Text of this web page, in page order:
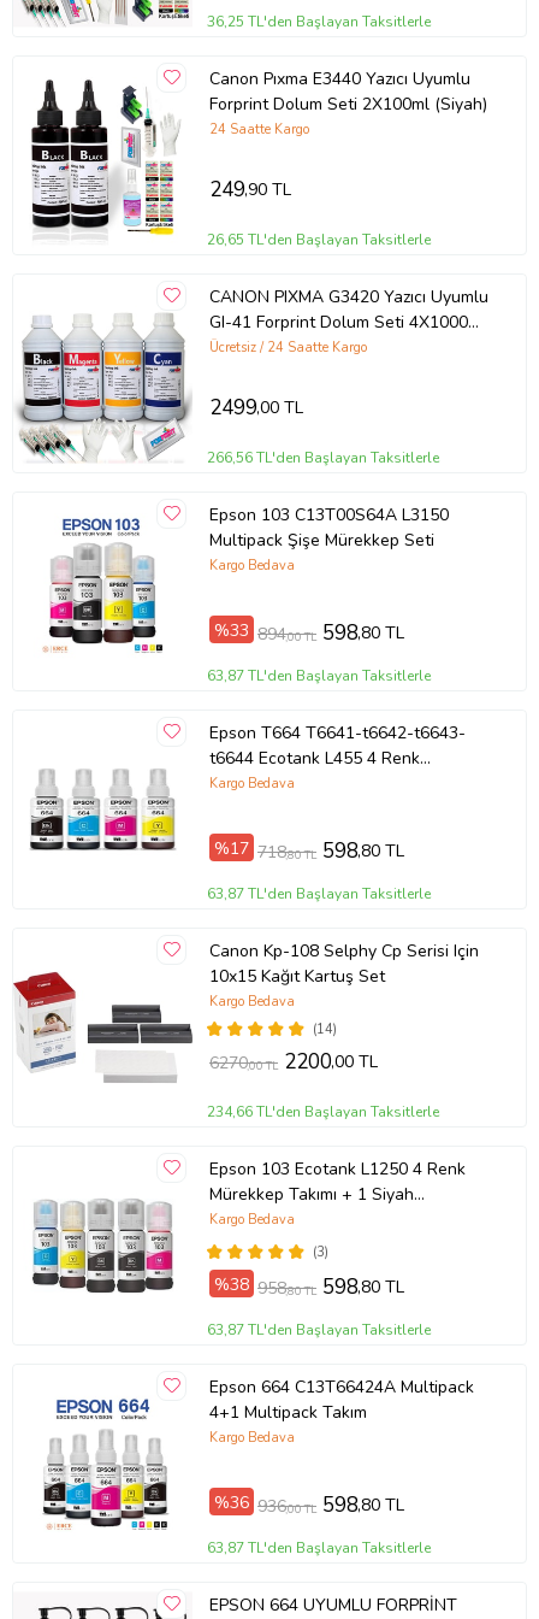
FORPRİNT MÜREKKEPLERİNİN BU TÜR ÖZELLİKLERİNDEN DOLAYI
TERCİHİDİR.
Ürün Kodu: kcm95770800
36,25 TL'den Başlayan Taksitlerle
Canon Pıxma E3440 Yazıcı Uyumlu
Forprint Dolum Seti 2X100ml (Siyah)
24 Saatte Kargo
249,90 TL
26,65 TL'den Başlayan Taksitlerle
CANON PIXMA G3420 Yazıcı Uyumlu
GI-41 Forprint Dolum Seti 4X1000ml
(Çok Renkli)
Ücretsiz / 24 Saatte Kargo
2499,00 TL
266,56 TL'den Başlayan Taksitlerle
Epson 103 C13T00S64A L3150
Multipack Şişe Mürekkep Seti
Kargo Bedava
%33 894,00 TL 598,80 TL
63,87 TL'den Başlayan Taksitlerle
Epson T664 T6641-t6642-t6643-
t6644 Ecotank L455 4 Renk
Mürekkep Takımı
Kargo Bedava
%17 718,80 TL 598,80 TL
63,87 TL'den Başlayan Taksitlerle
Canon Kp-108 Selphy Cp Serisi Için
10x15 Kağıt Kartuş Set
(14)
Kargo Bedava
6270,00 TL 2200,00 TL
234,66 TL'den Başlayan Taksitlerle
Epson 103 Ecotank L1250 4 Renk
Mürekkep Takımı + 1 Siyah
Mürekkep
(3)
Kargo Bedava
%38 958,80 TL 598,80 TL
63,87 TL'den Başlayan Taksitlerle
Epson 664 C13T66424A Multipack
4+1 Multipack Takım
Kargo Bedava
%36 936,00 TL 598,80 TL
63,87 TL'den Başlayan Taksitlerle
EPSON 664 UYUMLU FORPRİNT